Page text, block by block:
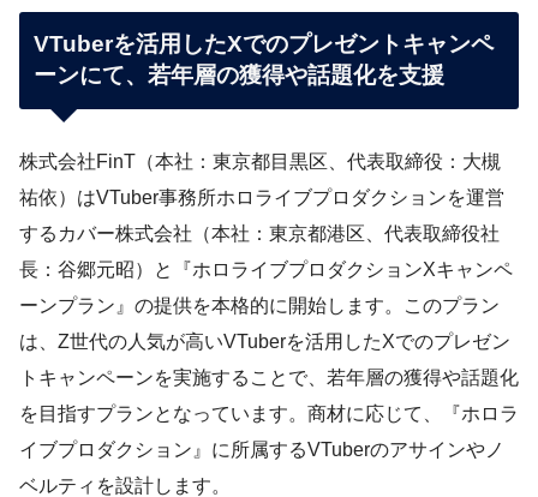
VTuberを活用したXでのプレゼントキャンペ
ーンにて、若年層の獲得や話題化を支援
株式会社FinT（本社：東京都目黒区、代表取締役：大槻
祐依）はVTuber事務所ホロライブプロダクションを運営
するカバー株式会社（本社：東京都港区、代表取締役社
長：谷郷元昭）と『ホロライブプロダクションXキャンペ
ーンプラン』の提供を本格的に開始します。このプラン
は、Z世代の人気が高いVTuberを活用したXでのプレゼン
トキャンペーンを実施することで、若年層の獲得や話題化
を目指すプランとなっています。商材に応じて、『ホロラ
イブプロダクション』に所属するVTuberのアサインやノ
ベルティを設計します。